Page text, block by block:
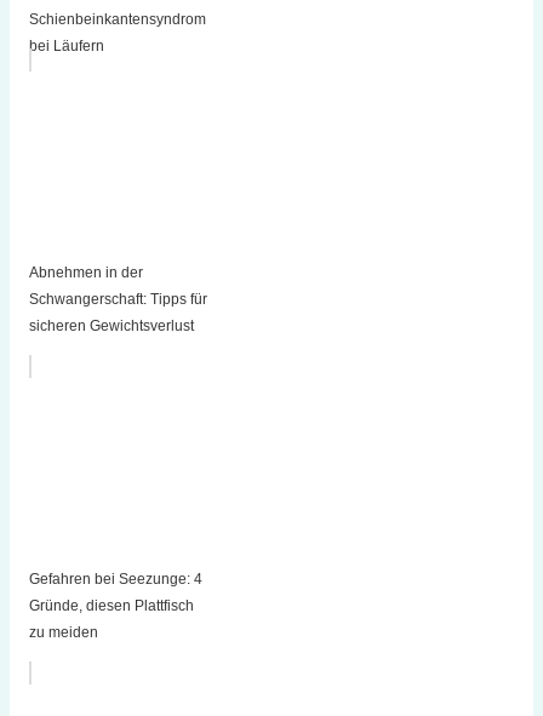
Schienbeinkantensyndrom
bei Läufern
Abnehmen in der
Schwangerschaft: Tipps für
sicheren Gewichtsverlust
Gefahren bei Seezunge: 4
Gründe, diesen Plattfisch
zu meiden